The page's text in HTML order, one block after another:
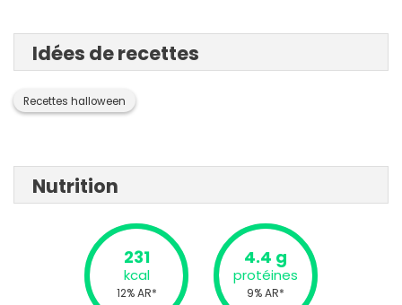
Idées de recettes
Recettes halloween
Nutrition
231
kcal
12% AR*
4.4 g
protéines
9% AR*